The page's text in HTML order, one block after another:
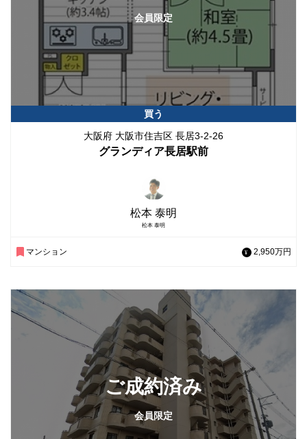
会員限定
買う
大阪府 大阪市住吉区 長居3-2-26
グランディア長居駅前
松本 泰明
松本 泰明
マンション 2,950万円
ご成約済み
会員限定